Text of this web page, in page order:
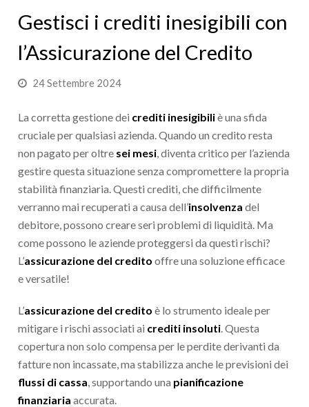
Gestisci i crediti inesigibili con
l’Assicurazione del Credito
24 Settembre 2024
La corretta gestione dei crediti inesigibiliè una sfida
cruciale per qualsiasi azienda. Quando un credito resta
non pagato per oltre sei mesi , diventa critico per l’azienda
gestire questa situazione senza compromettere la propria
stabilità finanziaria. Questi crediti, che difficilmente
verranno mai recuperati a causa dell’insolvenza del
debitore, possono creare seri problemi di liquidità. Ma
come possono le aziende proteggersi da questi rischi?
L’assicurazione del credito offre una soluzione efficace
e versatile!
L’assicurazione del credito è lo strumento ideale per
mitigare i rischi associati ai crediti insoluti . Questa
copertura non solo compensa per le perdite derivanti da
fatture non incassate, ma stabilizza anche le previsioni dei
flussi di cassa , supportando una pianificazione
finanziaria accurata.